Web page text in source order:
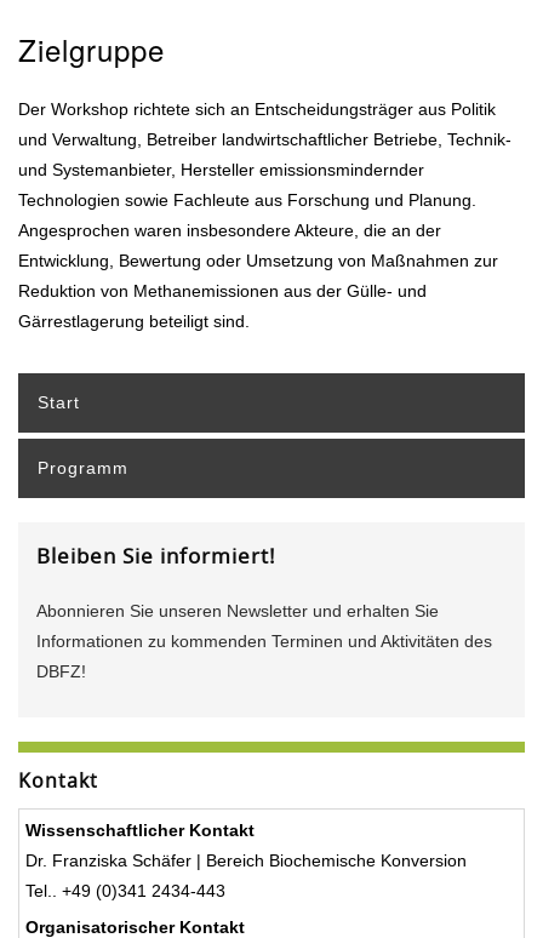
Zielgruppe
Der Workshop richtete sich an Entscheidungsträger aus Politik
und Verwaltung, Betreiber landwirtschaftlicher Betriebe, Technik-
und Systemanbieter, Hersteller emissionsmindernder
Technologien sowie Fachleute aus Forschung und Planung.
Angesprochen waren insbesondere Akteure, die an der
Entwicklung, Bewertung oder Umsetzung von Maßnahmen zur
Reduktion von Methanemissionen aus der Gülle- und
Gärrestlagerung beteiligt sind.
Start
Programm
Bleiben Sie informiert!
Abonnieren Sie unseren Newsletter und erhalten Sie
Informationen zu kommenden Terminen und Aktivitäten des
DBFZ!
Kontakt
Wissenschaftlicher Kontakt
Dr. Franziska Schäfer | Bereich Biochemische Konversion
Tel.. +49 (0)341 2434-443
Organisatorischer Kontakt